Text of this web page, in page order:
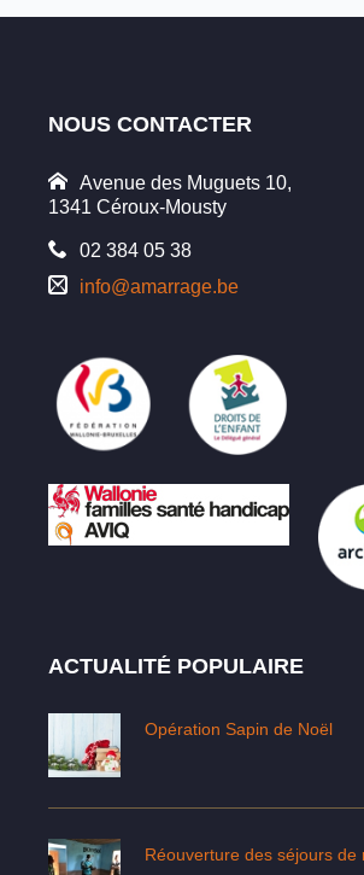
NOUS CONTACTER
Avenue des Muguets 10,
1341 Céroux-Mousty
02 384 05 38
info@amarrage.be
ACTUALITÉ POPULAIRE
Opération Sapin de Noël
Réouverture des séjours de